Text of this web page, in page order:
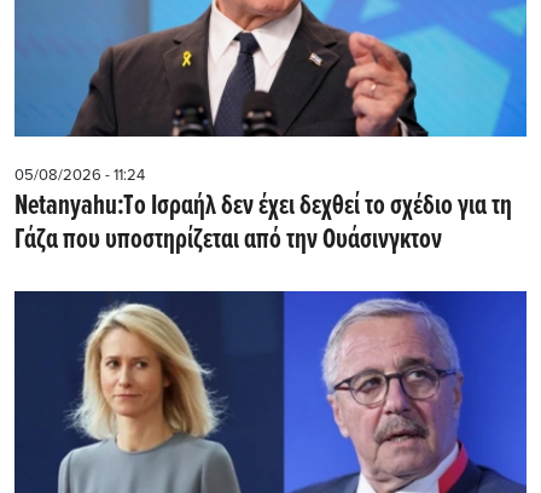
05/08/2026 - 11:24
Netanyahu:Tο Ισραήλ δεν έχει δεχθεί το σχέδιο για τη
Γάζα που υποστηρίζεται από την Ουάσινγκτον